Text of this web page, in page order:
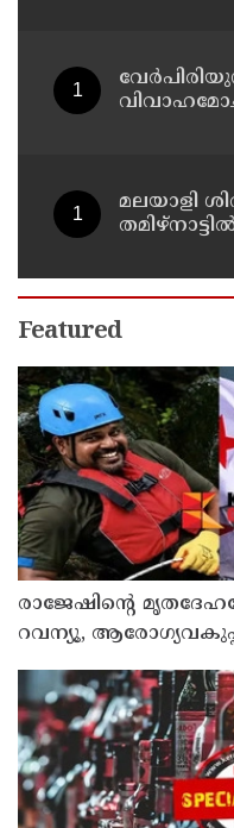
മലയാളി
Featured
രാജേഷിന്റെ
റവന്യൂ,
ശക്തമായ